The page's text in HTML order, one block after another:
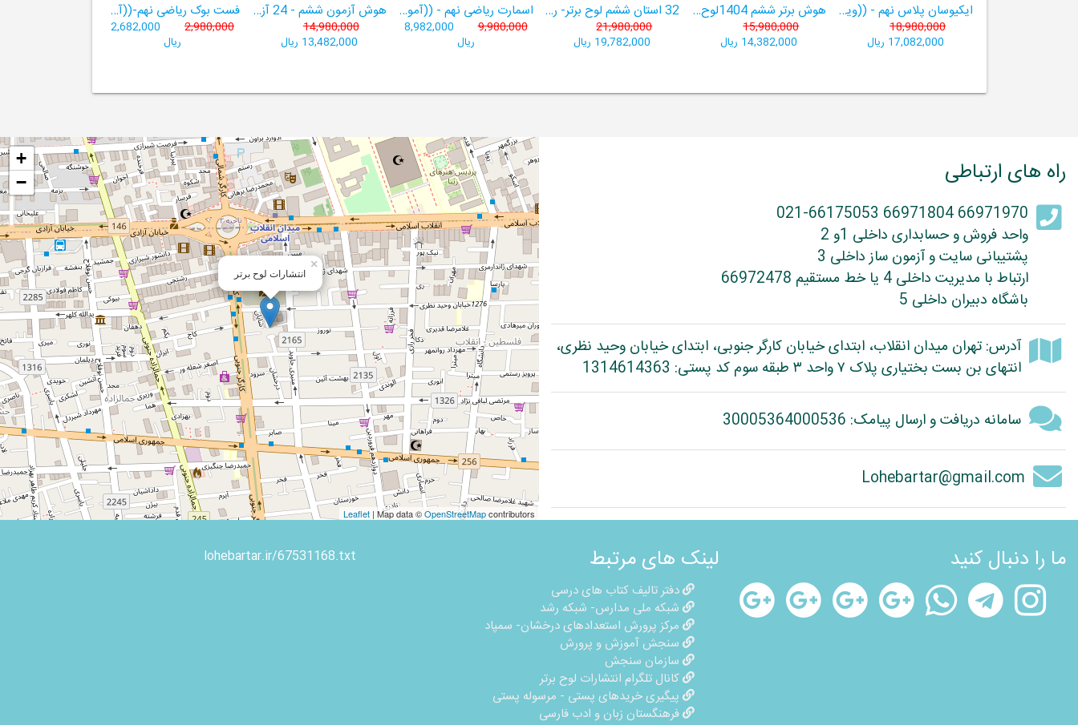
ایکیوسان پلاس نهم - ((ویژۀ مدارس نمونه دولتی، تیزهوشان و سمپاد+ فیلم‌های آموزشی+سامانۀ آزمون‌ساز رایگان))
18,980,000
17,082,000 ریال
هوش برتر ششم 1404لوح برتر- ((ویژۀ آزمون تیزهوشان پایۀ ششم+ فیلم آموزشی + سامانۀ آزمون‌ساز رایگان))
15,980,000
14,382,000 ریال
32 استان ششم لوح برتر- ربات باهوش ششم ((به همراه سامانۀ آزمون‌ساز رایگان))
21,980,000
19,782,000 ریال
اسمارت ریاضی نهم - ((آموزش پیشرفتۀ ریاضی تیزهوشان و نمونه‌دولتی نهم+ سامانۀ آزمون‌ساز آنلاین))
9,980,000
8,982,000
ریال
هوش آزمون ششم - 24 آزمون شبیه ساز تیزهوشان
14,980,000
13,482,000 ریال
فست بوک ریاضی نهم-((آموزش سریع، آسان و کامل ریاضی پایۀ نهم))
2,980,000
2,682,000
ریال
راه های ارتباطی
66971970 66971804 021-66175053
واحد فروش و حسابداری داخلی 1و 2
پشتیبانی سایت و آزمون ساز داخلی 3
ارتباط با مدیریت داخلی 4 یا خط مستقیم 66972478
باشگاه دبیران داخلی 5
آدرس: تهران میدان انقلاب، ابتدای خیابان کارگر جنوبی، ابتدای خیابان وحید نظری،
انتهای بن بست بختیاری پلاک ۷ واحد ۳ طبقه سوم کد پستی: 1314614363
سامانه دریافت و ارسال پیامک: 30005364000536
Lohebartar@gmail.com
انتشارات لوح برتر
×
+
−
Leaflet | Map data ©OpenStreetMapcontributors
ما را دنبال کنید لینک های مرتبط
دفتر تالیف کتاب های درسی
شبکه ملی مدارس- شبکه رشد
مرکز پرورش استعدادهای درخشان- سمپاد
سنجش آموزش و پرورش
سازمان سنجش
کانال تلگرام انتشارات لوح برتر
پیگیری خریدهای پستی - مرسوله پستی
فرهنگستان زبان و ادب فارسی
lohebartar.ir/67531168.txt